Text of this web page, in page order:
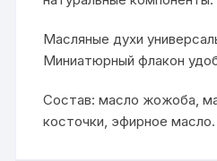
Масляные духи
Миниатюрный флакон
Состав: масло жожоба,
косточки, эфирное масло.